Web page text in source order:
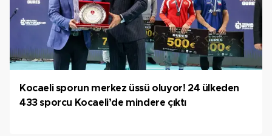
Kocaeli sporun merkez üssü oluyor! 24 ülkeden
433 sporcu Kocaeli’de mindere çıktı